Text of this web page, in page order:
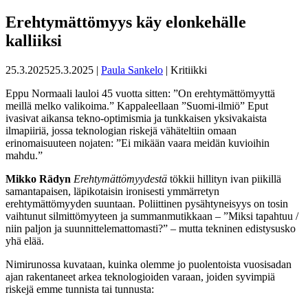
Erehtymättömyys käy elonkehälle
kalliiksi
25.3.202525.3.2025 | Paula Sankelo | Kritiikki
Eppu Normaali lauloi 45 vuotta sitten: ”On erehtymättömyyttä
meillä melko valikoima.” Kappaleellaan ”Suomi-ilmiö” Eput
ivasivat aikansa tekno-optimismia ja tunkkaisen yksivakaista
ilmapiiriä, jossa teknologian riskejä vähäteltiin omaan
erinomaisuuteen nojaten: ”Ei mikään vaara meidän kuvioihin
mahdu.”
Mikko Rädyn Erehtymättömyydestä tökkii hillityn ivan piikillä
samantapaisen, läpikotaisin ironisesti ymmärretyn
erehtymättömyyden suuntaan. Poliittinen pysähtyneisyys on tosin
vaihtunut silmittömyyteen ja summanmutikkaan – ”Miksi tapahtuu /
niin paljon ja suunnittelemattomasti?” – mutta tekninen edistysusko
yhä elää.
Nimirunossa kuvataan, kuinka olemme jo puolentoista vuosisadan
ajan rakentaneet arkea teknologioiden varaan, joiden syvimpiä
riskejä emme tunnista tai tunnusta: